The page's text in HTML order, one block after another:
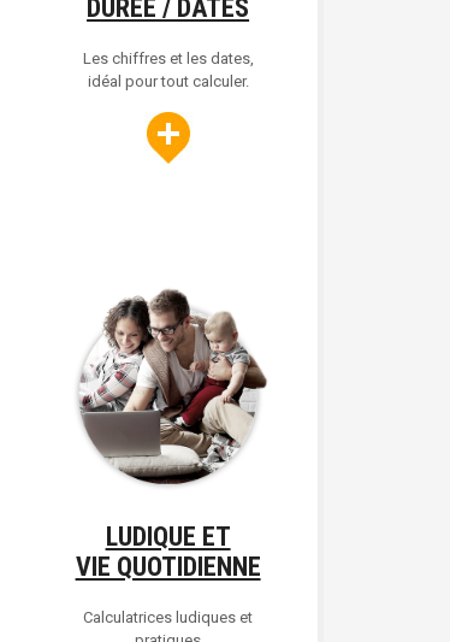
DURÉE / DATES
Les chiffres et les dates,
idéal pour tout calculer.
LUDIQUE ET
VIE QUOTIDIENNE
Calculatrices ludiques et